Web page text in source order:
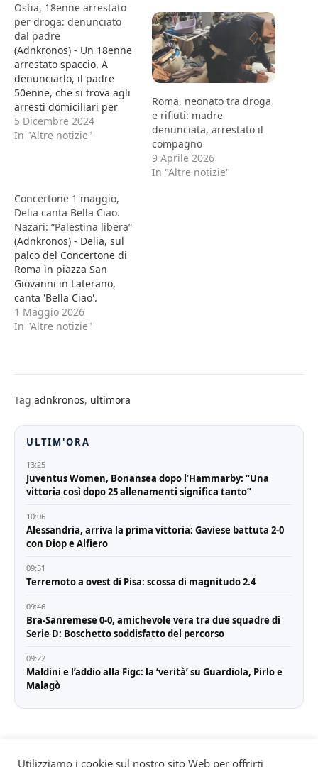
Ostia, 18enne arrestato
per droga: denunciato
dal padre
(Adnkronos) - Un 18enne
arrestato spaccio. A
denunciarlo, il padre
50enne, che si trova agli
arresti domiciliari per
altri reati. Succede a
Ostia, sul litorale di
Compagnia di Ostia. A
segnalare l'attività di
spaccio del 18enne è
stata proprio la
telefonata…
5 Dicembre 2024
In "Altre notizie"
Roma, neonato tra droga
e rifiuti: madre
denunciata, arrestato il
compagno
9 Aprile 2026
In "Altre notizie"
Concertone 1 maggio,
Delia canta Bella Ciao.
Nazari: “Palestina libera”
(Adnkronos) - Delia, sul
palco del Concertone di
Roma in piazza San
Giovanni in Laterano,
canta 'Bella Ciao'.
"Questa è una canzone
che parla di libertà e noi
deve vivere e chi morire",
dice…
1 Maggio 2026
In "Altre notizie"
Tag adnkronos, ultimora
ULTIM'ORA
13:25
Juventus Women, Bonansea dopo l’Hammarby: “Una
vittoria così dopo 25 allenamenti significa tanto”
10:06
Alessandria, arriva la prima vittoria: Gaviese battuta 2-0
con Diop e Alfiero
09:51
Terremoto a ovest di Pisa: scossa di magnitudo 2.4
09:46
Bra-Sanremese 0-0, amichevole vera tra due squadre di
Serie D: Boschetto soddisfatto del percorso
09:22
Maldini e l’addio alla Figc: la ‘verità’ su Guardiola, Pirlo e
Malagò
Utilizziamo i cookie sul nostro sito Web per offrirti